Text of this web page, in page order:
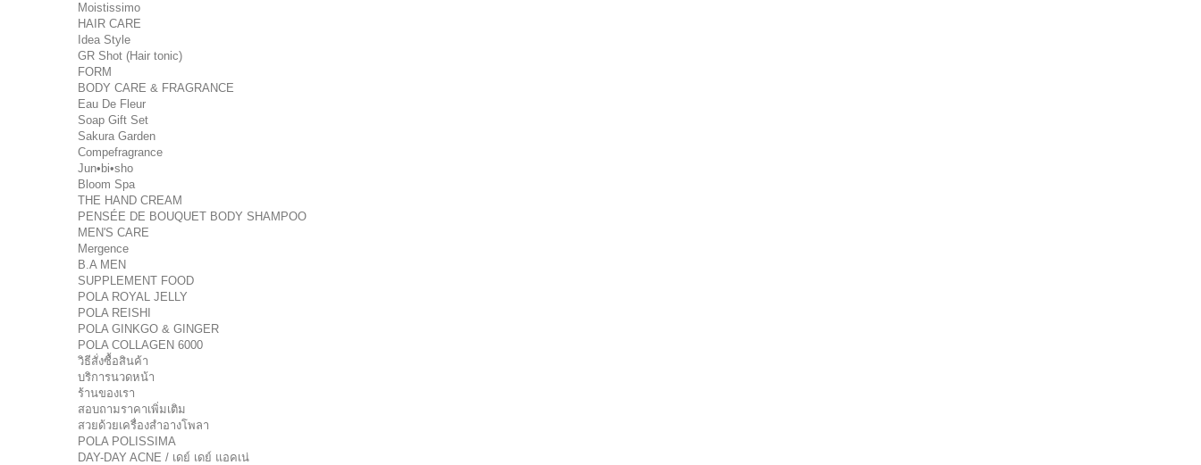
Moistissimo
HAIR CARE
Idea Style
GR Shot (Hair tonic)
FORM
BODY CARE & FRAGRANCE
Eau De Fleur
Soap Gift Set
Sakura Garden
Compefragrance
Jun•bi•sho
Bloom Spa
THE HAND CREAM
PENSÉE DE BOUQUET BODY SHAMPOO
MEN'S CARE
Mergence
B.A MEN
SUPPLEMENT FOOD
POLA ROYAL JELLY
POLA REISHI
POLA GINKGO & GINGER
POLA COLLAGEN 6000
วิธีสั่งซื้อสินค้า
บริการนวดหน้า
ร้านของเรา
สอบถามราคาเพิ่มเติม
สวยด้วยเครื่องสำอางโพลา
POLA POLISSIMA
DAY-DAY ACNE / เดย์ เดย์ แอคเน่